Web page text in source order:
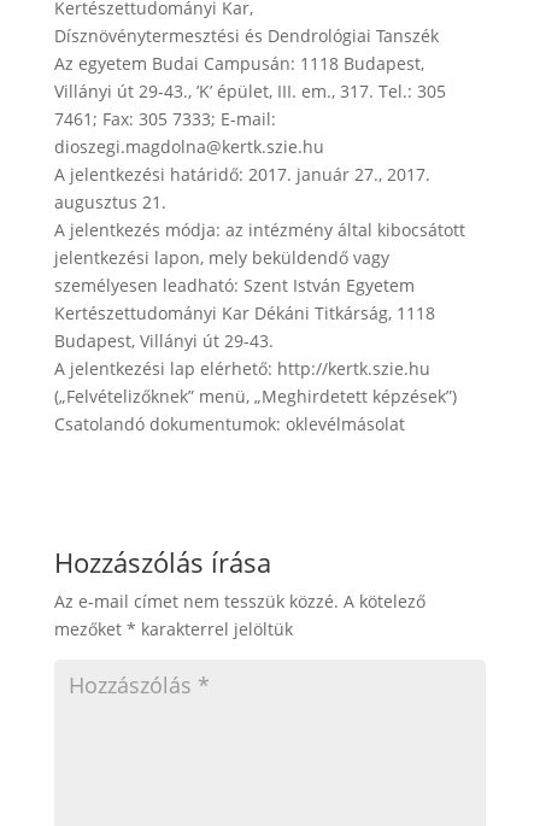
Kertészettudományi Kar,
Dísznövénytermesztési és Dendrológiai Tanszék
Az egyetem Budai Campusán: 1118 Budapest,
Villányi út 29-43., ’K’ épület, III. em., 317. Tel.: 305
7461; Fax: 305 7333; E-mail:
dioszegi.magdolna@kertk.szie.hu
A jelentkezési határidő: 2017. január 27., 2017.
augusztus 21.
A jelentkezés módja: az intézmény által kibocsátott
jelentkezési lapon, mely beküldendő vagy
személyesen leadható: Szent István Egyetem
Kertészettudományi Kar Dékáni Titkárság, 1118
Budapest, Villányi út 29-43.
A jelentkezési lap elérhető: http://kertk.szie.hu
(„Felvételizőknek” menü, „Meghirdetett képzések”)
Csatolandó dokumentumok: oklevélmásolat
Hozzászólás írása
Az e-mail címet nem tesszük közzé. A kötelező
mezőket * karakterrel jelöltük